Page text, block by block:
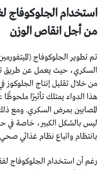
استخدام الجلوكوفاج
من أجل انقاص الوزن
تم تطوير الجلوكوفاج
السكري، حيث يعمل عن طريق
من خلال تقليل إنتاج
هذا الدواء يمتلك تأثيرًا ملحوظًا
المصابين بمرض السكري. ومع
ليس بالشكل الكبير، خاصة في
بانتظام واتباع نظام غذائي
رغم أن استخدام الجلوكوفاج